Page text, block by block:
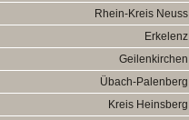
Rhein-Kreis Neuss
Erkelenz
Geilenkirchen
Übach-Palenberg
Kreis Heinsberg